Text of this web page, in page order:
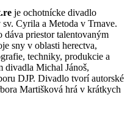
je ochotnícke divadlo
Cyrila a Metoda v Trnave.
priestor talentovaným
sny v oblasti herectva,
techniky, produkcie a
divadla Michal Jánoš,
DJP. Divadlo tvorí autorské
Martišková hrá v krátkych